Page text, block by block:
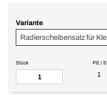
Variante
PE /
1
Stück